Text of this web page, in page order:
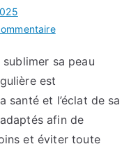
sur
auto
sa peau
est
santé et l’éclat de sa
afin de
et éviter toute